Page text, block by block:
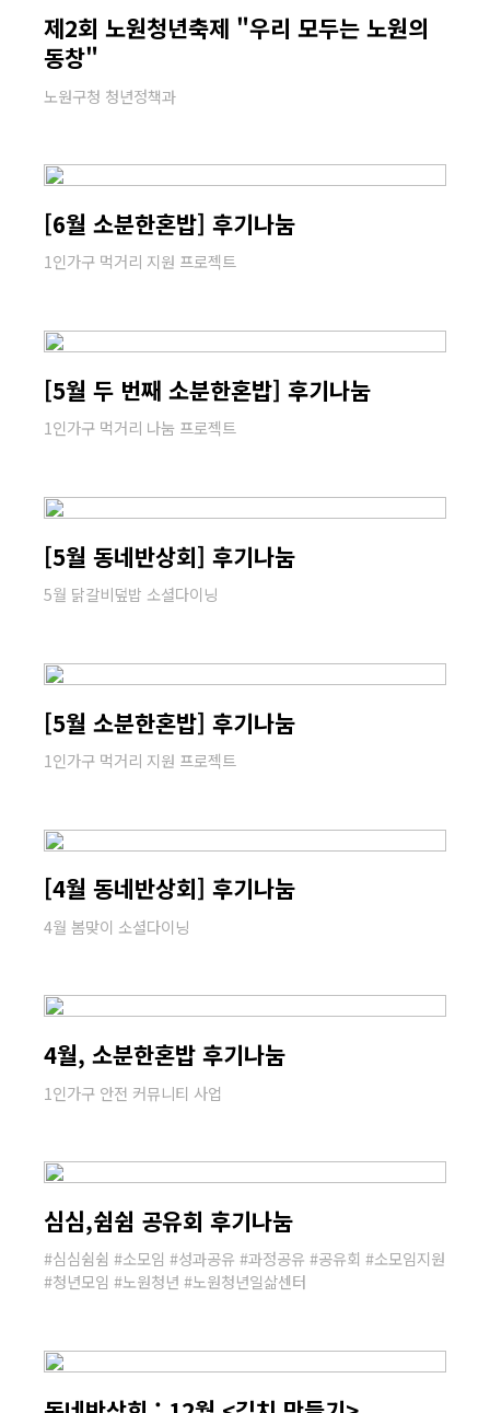
제2회 노원청년축제 "우리 모두는 노원의
동창"
노원구청 청년정책과
[6월 소분한혼밥] 후기나눔
1인가구 먹거리 지원 프로젝트
[5월 두 번째 소분한혼밥] 후기나눔
1인가구 먹거리 나눔 프로젝트
[5월 동네반상회] 후기나눔
5월 닭갈비덮밥 소셜다이닝
[5월 소분한혼밥] 후기나눔
1인가구 먹거리 지원 프로젝트
[4월 동네반상회] 후기나눔
4월 봄맞이 소셜다이닝
4월, 소분한혼밥 후기나눔
1인가구 안전 커뮤니티 사업
심심,쉼쉼 공유회 후기나눔
#심심쉼쉼 #소모임 #성과공유 #과정공유 #공유회 #소모임지원
#청년모임 #노원청년 #노원청년일삶센터